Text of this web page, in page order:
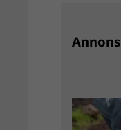
Annons